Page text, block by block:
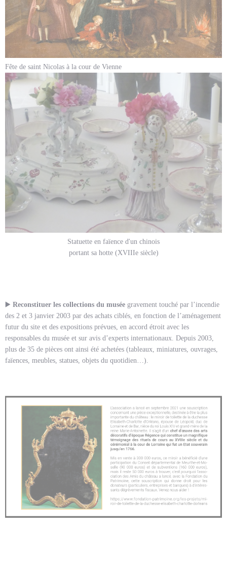
Fête de saint Nicolas à la cour de Vienne
Statuette en faïence d'un chinois
portant sa hotte (XVIIIe siècle)
▶️ Reconstituer les collections du musée gravement touché par l’incendie
des 2 et 3 janvier 2003 par des achats ciblés, en fonction de l’aménagement
futur du site et des expositions prévues, en accord étroit avec les
responsables du musée et sur avis d’experts internationaux. Depuis 2003,
plus de 35 de pièces ont ainsi été achetées (tableaux, miniatures, ouvrages,
faïences, meubles, statues, objets du quotidien…).